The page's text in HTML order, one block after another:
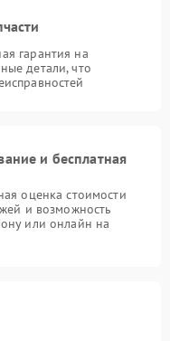
гарантия на
детали, что
и бесплатная
оценка стоимости
и возможность
или онлайн на